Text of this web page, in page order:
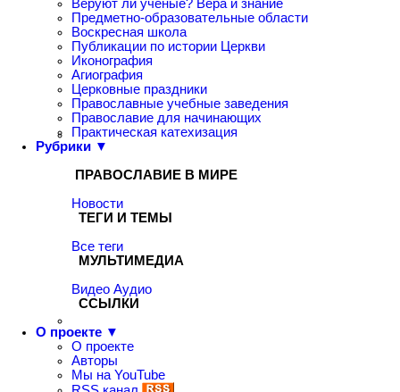
Веруют ли ученые? Вера и знание
Предметно-образовательные области
Воскресная школа
Публикации по истории Церкви
Иконография
Агиография
Церковные праздники
Православные учебные заведения
Православие для начинающих
Практическая катехизация
Рубрики ▼
ПРАВОСЛАВИЕ В МИРЕ
Новости
ТЕГИ И ТЕМЫ
Все теги
МУЛЬТИМЕДИА
Видео Аудио
ССЫЛКИ
О проекте ▼
О проекте
Авторы
Мы на YouTube